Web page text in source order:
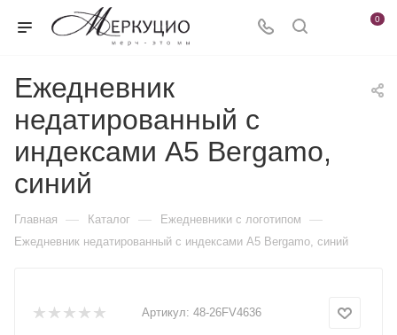
0
Ежедневник
недатированный с
индексами А5 Bergamo,
синий
Главная — Каталог — Ежедневники c логотипом —
Ежедневник недатированный с индексами А5 Bergamo, синий
Артикул: 48-26FV4636